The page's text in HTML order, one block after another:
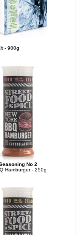
- 900g
No 2
Hamburger - 250g